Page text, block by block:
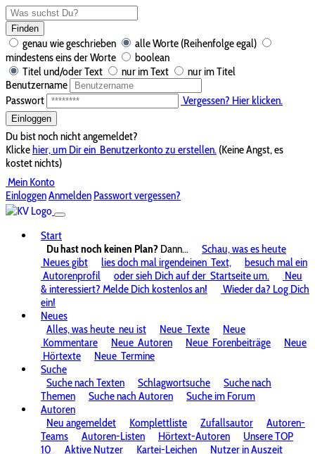
Finden
genau wie geschrieben
alle Worte (Reihenfolge egal)
mindestens eins der Worte
boolean
Titel und/oder Text
nur im Text
nur im Titel
Benutzername
Passwort
Vergessen? Hier klicken.
Einloggen
Du bist noch nicht angemeldet?
Klickehier, um Dir ein Benutzerkonto zu erstellen. (Keine Angst, es
kostet nichts)
Mein Konto
EinloggenAnmelden Passwort vergessen?
Start
Du hast noch keinen Plan? Dann...
Schau, was es heute
Neues gibt
lies doch mal irgendeinen Text,
besuch mal ein
Autorenprofil
oder sieh Dich auf der Startseite um.
Neu
& interessiert? Melde Dich kostenlos an!
Wieder da? Log Dich
ein!
Neues
Alles, was heute neu ist Neue Texte
Neue
Kommentare
Neue Autoren Neue Forenbeiträge
Neue
Hörtexte
Neue Termine
Suche
Suche nach Texten
Schlagwortsuche
Suche nach
Themen
Suche nach Autoren
Suche im Forum
Autoren
Neu angemeldet
Komplettliste Zufallsautor
Autoren-
Teams
Autoren-Listen Hörtext-Autoren
Unsere TOP
10
Aktive Nutzer Kartei-Leichen
Nutzer in Auszeit